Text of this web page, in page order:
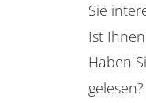
Sie
Ist
Haben
gelesen?